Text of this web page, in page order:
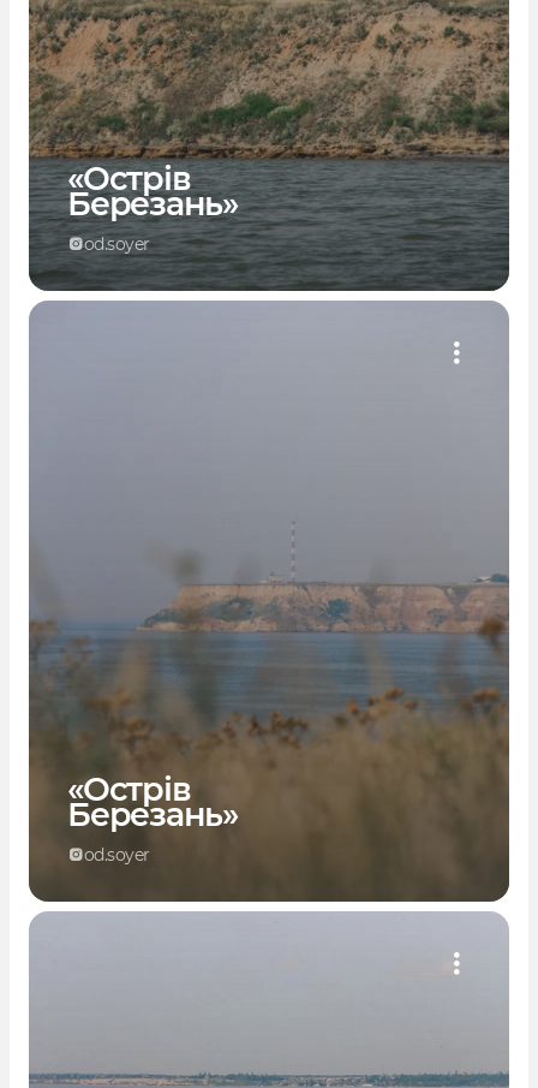
«Острів
Березань»
od.soyer
«Острів
Березань»
od.soyer